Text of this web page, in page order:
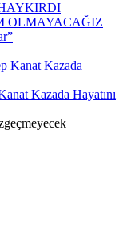
OLMAYACAĞIZ
Kazada Hayatını